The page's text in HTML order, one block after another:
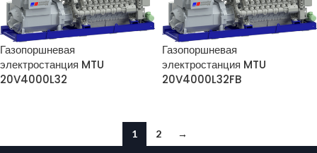
Газопоршневая
электростанция MTU
20V4000L32
Газопоршневая
электростанция MTU
20V4000L32FB
1 2 →